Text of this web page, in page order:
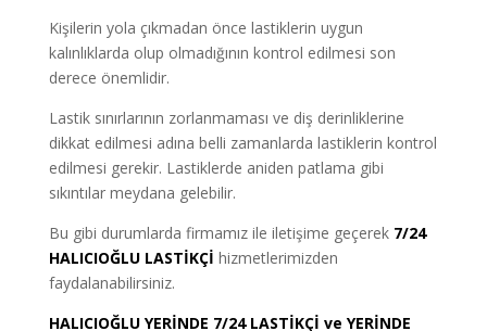
Kişilerin yola çıkmadan önce lastiklerin uygun
kalınlıklarda olup olmadığının kontrol edilmesi son
derece önemlidir.
Lastik sınırlarının zorlanmaması ve diş derinliklerine
dikkat edilmesi adına belli zamanlarda lastiklerin kontrol
edilmesi gerekir. Lastiklerde aniden patlama gibi
sıkıntılar meydana gelebilir.
Bu gibi durumlarda firmamız ile iletişime geçerek 7/24
HALICIOĞLU LASTİKÇİ hizmetlerimizden
faydalanabilirsiniz.
HALICIOĞLU YERİNDE 7/24 LASTİKÇİ ve YERİNDE